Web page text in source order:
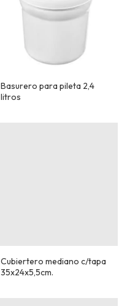
Basurero para pileta 2,4
litros
Cubiertero mediano c/tapa
35x24x5,5cm.